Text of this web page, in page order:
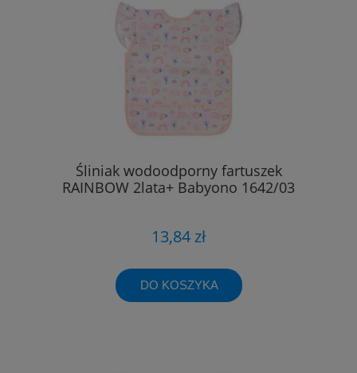
Śliniak wodoodporny fartuszek
RAINBOW 2lata+ Babyono 1642/03
13,84 zł
DO KOSZYKA